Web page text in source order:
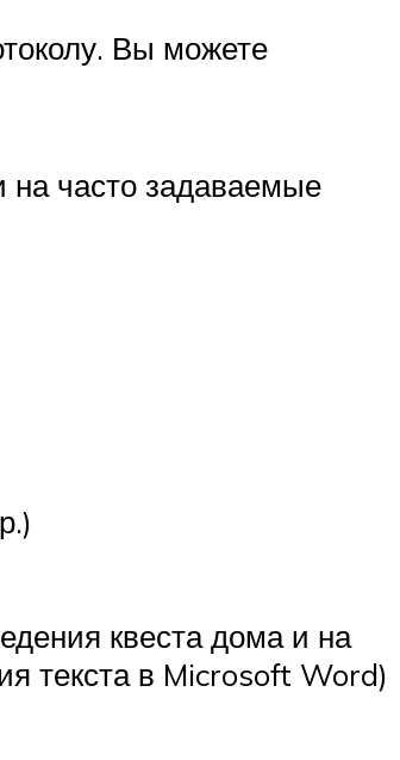
Вы можете
на часто задаваемые
квеста дома и на
текста в Microsoft Word)